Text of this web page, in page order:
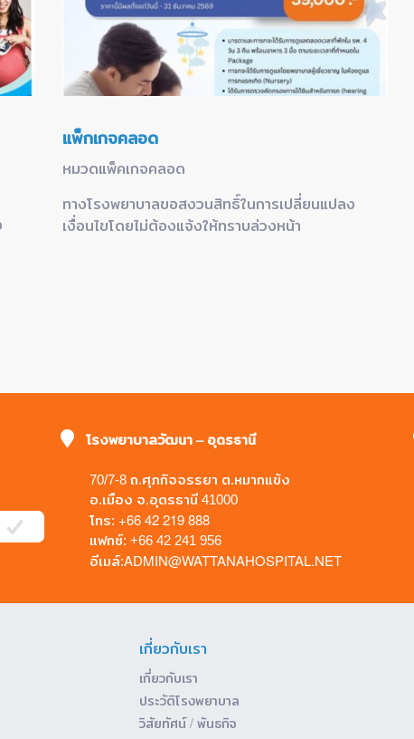
แพ็กเกจคลอด
หมวดแพ็คเกจคลอด
ทางโรงพยาบาลขอสงวนสิทธิ์ในการเปลี่ยนแปลง
เงื่อนไขโดยไม่ต้องแจ้งให้ทราบล่วงหน้า
โรงพยาบาลวัฒนา – อุดรธานี
70/7-8 ถ.ศุภกิจจรรยา ต.หมากแข้ง
อ.เมือง จ.อุดรธานี 41000
โทร: +66 42 219 888
แฟกซ์: +66 42 241 956
อีเมล์:ADMIN@WATTANAHOSPITAL.NET
เกี่ยวกับเรา
เกี่ยวกับเรา
ประวัติโรงพยาบาล
วิสัยทัศน์ / พันธกิจ